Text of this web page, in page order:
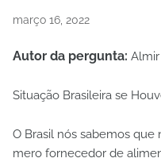
março 16, 2022
Autor da pergunta:
Situação Brasileira se
O Brasil nós sabemos que
mero fornecedor de